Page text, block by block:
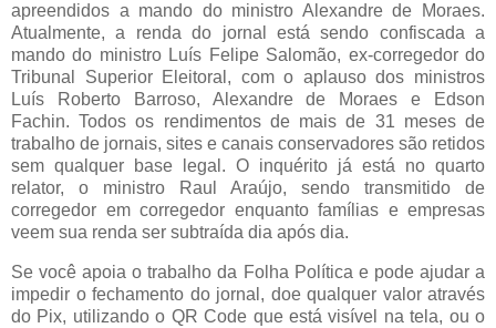
apreendidos a mando do ministro Alexandre de Moraes.
Atualmente, a renda do jornal está sendo confiscada a
mando do ministro Luís Felipe Salomão, ex-corregedor do
Tribunal Superior Eleitoral, com o aplauso dos ministros
Luís Roberto Barroso, Alexandre de Moraes e Edson
Fachin. Todos os rendimentos de mais de 31 meses de
trabalho de jornais, sites e canais conservadores são retidos
sem qualquer base legal. O inquérito já está no quarto
relator, o ministro Raul Araújo, sendo transmitido de
corregedor em corregedor enquanto famílias e empresas
veem sua renda ser subtraída dia após dia.
Se você apoia o trabalho da Folha Política e pode ajudar a
impedir o fechamento do jornal, doe qualquer valor através
do Pix, utilizando o QR Code que está visível na tela, ou o